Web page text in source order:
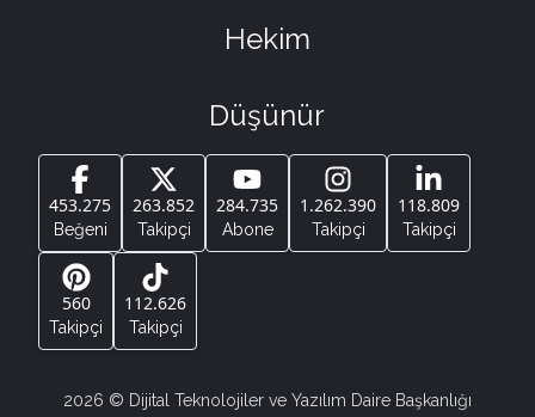
Hekim
Düşünür
453.275
Beğeni
263.852
Takipçi
284.735
Abone
1.262.390
Takipçi
118.809
Takipçi
560
Takipçi
112.626
Takipçi
2026 © Dijital Teknolojiler ve Yazılım Daire Başkanlığı